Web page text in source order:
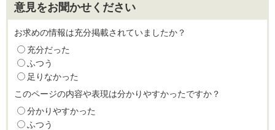
意見をお聞かせください
お求めの情報は充分掲載されていましたか？
充分だった
ふつう
足りなかった
このページの内容や表現は分かりやすかったですか？
分かりやすかった
ふつう